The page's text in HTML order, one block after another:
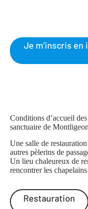
Je m’inscris
Conditions d’accueil
sanctuaire de Montligeon
Une salle de
autres pèlerins de
Un lieu chaleureux de
rencontrer les
Restauration